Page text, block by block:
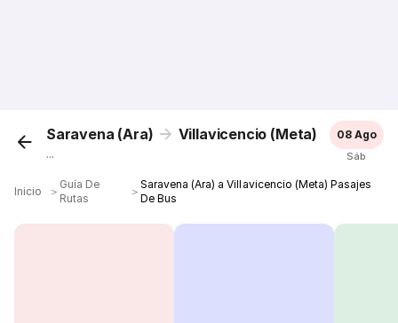
Saravena (Ara) Villavicencio (Meta)
...
08 Ago
Sáb
Inicio ＞
Guía De
Rutas
＞
Saravena (Ara) a Villavicencio (Meta) Pasajes
De Bus